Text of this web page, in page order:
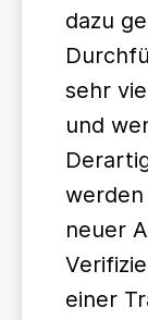
dazu
sehr
und
neuer
einer